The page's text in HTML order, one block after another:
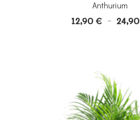
Anthurium
12,90 € – 24,90